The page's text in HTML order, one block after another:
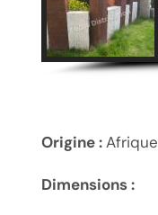
Origine :Afrique
Dimensions :